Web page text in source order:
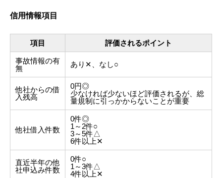
信用情報項目
項目 評価されるポイント
事故情報の有
無
あり✕、なし○
他社からの借
入残高
0円◎
少なければ少ないほど評価されるが、総
量規制に引っかからないことが重要
他社借入件数
0件◎
1～2件○
3～5件△
6件以上✕
直近半年の他
社申込み件数
0件○
1～3件△
4件以上✕